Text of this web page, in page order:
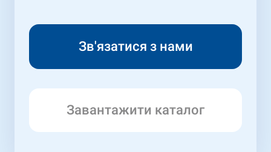
Завантажити каталог